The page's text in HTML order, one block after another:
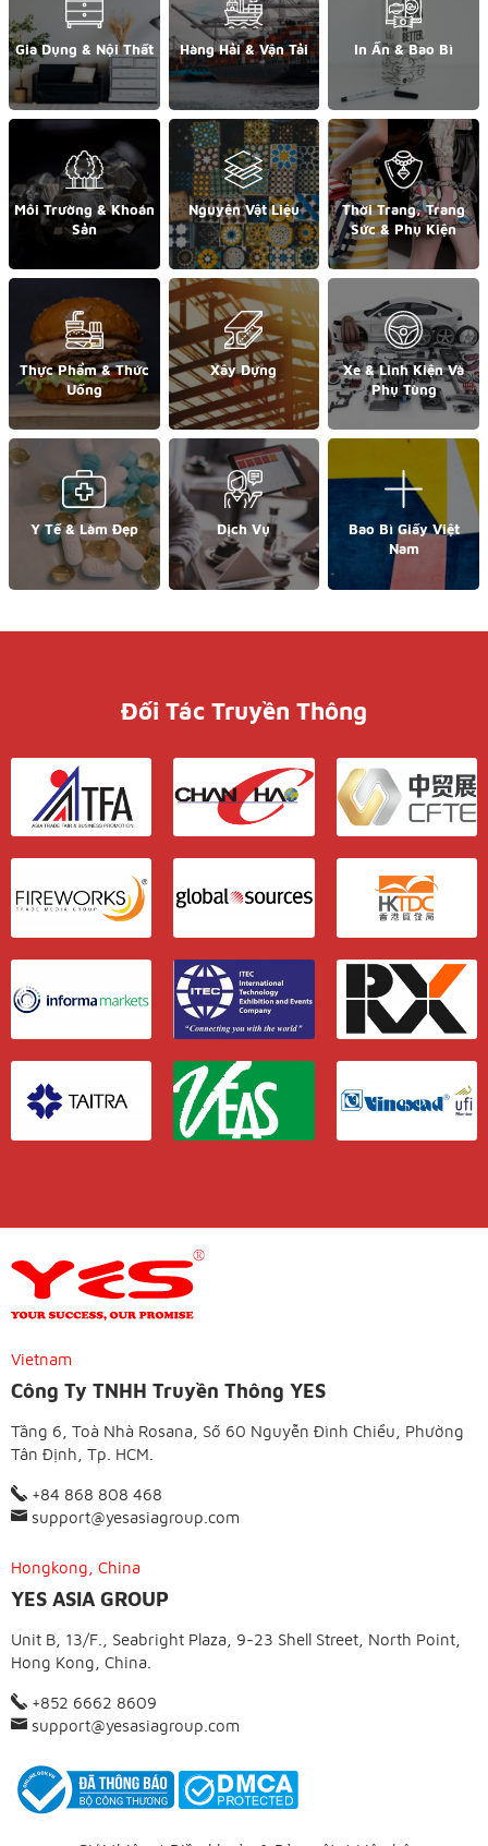
Gia Dụng & Nội Thất Hàng Hải & Vận Tải In Ấn & Bao Bì
Môi Trường & Khoán
Sản
Nguyên Vật Liệu
Thời Trang, Trang
Sức & Phụ Kiện
Thực Phẩm & Thức
Uống
Xây Dựng
Xe & Linh Kiện Và
Phụ Tùng
Y Tế & Làm Đẹp Dịch Vụ
Bao Bì Giấy Việt
Nam
Đối Tác Truyền Thông
Vietnam
Công Ty TNHH Truyền Thông YES
Tầng 6, Toà Nhà Rosana, Số 60 Nguyễn Đình Chiểu, Phường
Tân Định, Tp. HCM.
+84 868 808 468
support@yesasiagroup.com
Hongkong, China
YES ASIA GROUP
Unit B, 13/F., Seabright Plaza, 9-23 Shell Street, North Point,
Hong Kong, China.
+852 6662 8609
support@yesasiagroup.com